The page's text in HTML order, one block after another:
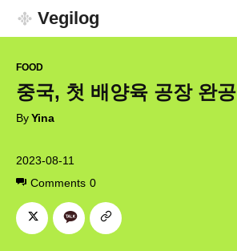
Vegilog
2023-08-11
Comments 0
FOOD
중국, 첫 배양육 공장 완공
ByYina